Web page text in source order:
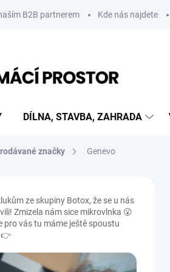
B2B partnerem Kde nás najdete
DÍLNA, STAVBA, ZAHRADA
značky Genevo
ze skupiny Botox, že se u nás
Zmizela nám sice mikrovlnka 😮
pro vás tu máme ještě spoustu
👉